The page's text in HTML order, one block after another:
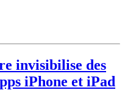
invisibilise des
iPhone et iPad